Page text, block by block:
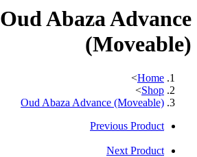
Oud Abaza Advance
(Moveable)
Home
>
Shop
>
Oud Abaza Advance (Moveable)
Previous Product
Next Product